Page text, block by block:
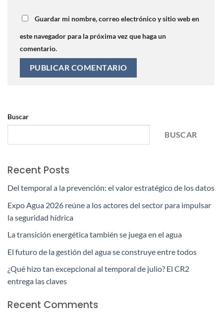
Guardar mi nombre, correo electrónico y sitio web en
este navegador para la próxima vez que haga un
comentario.
Buscar
BUSCAR
Recent Posts
Del temporal a la prevención: el valor estratégico de los datos
Expo Agua 2026 reúne a los actores del sector para impulsar
la seguridad hídrica
La transición energética también se juega en el agua
El futuro de la gestión del agua se construye entre todos
¿Qué hizo tan excepcional al temporal de julio? El CR2
entrega las claves
Recent Comments